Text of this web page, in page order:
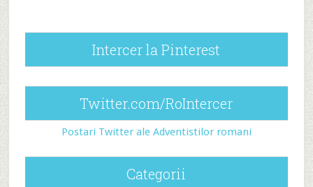
Intercer la Pinterest
Twitter.com/RoIntercer
Postari Twitter ale Adventistilor romani
Categorii